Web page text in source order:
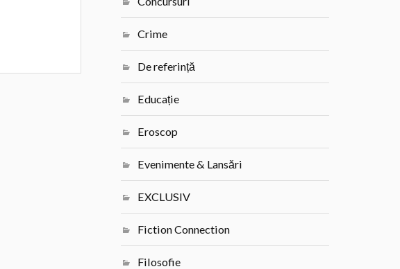
Crime
De referință
Educație
Eroscop
Evenimente & Lansări
EXCLUSIV
Fiction Connection
Filosofie